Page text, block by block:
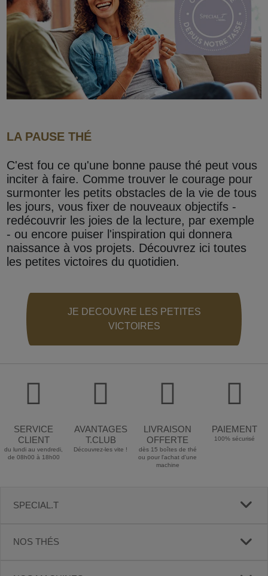
LA PAUSE THÉ
C'est fou ce qu'une bonne pause thé peut vous
inciter à faire. Comme trouver le courage pour
surmonter les petits obstacles de la vie de tous
les jours, vous fixer de nouveaux objectifs -
redécouvrir les joies de la lecture, par exemple
- ou encore puiser l'inspiration qui donnera
naissance à vos projets. Découvrez ici toutes
les petites victoires du quotidien.
JE DECOUVRE LES PETITES
VICTOIRES
SERVICE
CLIENT
du lundi au vendredi,
de 08h00 à 18h00
AVANTAGES
T.CLUB
Découvrez-les vite !
LIVRAISON
OFFERTE
dès 15 boîtes de thé
ou pour l'achat d'une
machine
PAIEMENT
100% sécurisé
SPECIAL.T
NOS THÉS